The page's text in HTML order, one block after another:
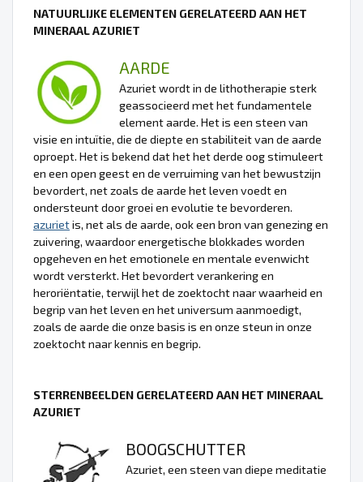
NATUURLIJKE ELEMENTEN GERELATEERD AAN HET
MINERAAL AZURIET
AARDE
Azuriet wordt in de lithotherapie sterk
geassocieerd met het fundamentele
element aarde. Het is een steen van
visie en intuïtie, die de diepte en stabiliteit van de aarde
oproept. Het is bekend dat het het derde oog stimuleert
en een open geest en de verruiming van het bewustzijn
bevordert, net zoals de aarde het leven voedt en
ondersteunt door groei en evolutie te bevorderen.
azurietis, net als de aarde, ook een bron van genezing en
zuivering, waardoor energetische blokkades worden
opgeheven en het emotionele en mentale evenwicht
wordt versterkt. Het bevordert verankering en
heroriëntatie, terwijl het de zoektocht naar waarheid en
begrip van het leven en het universum aanmoedigt,
zoals de aarde die onze basis is en onze steun in onze
zoektocht naar kennis en begrip.
STERRENBEELDEN GERELATEERD AAN HET MINERAAL
AZURIET
BOOGSCHUTTER
Azuriet, een steen van diepe meditatie